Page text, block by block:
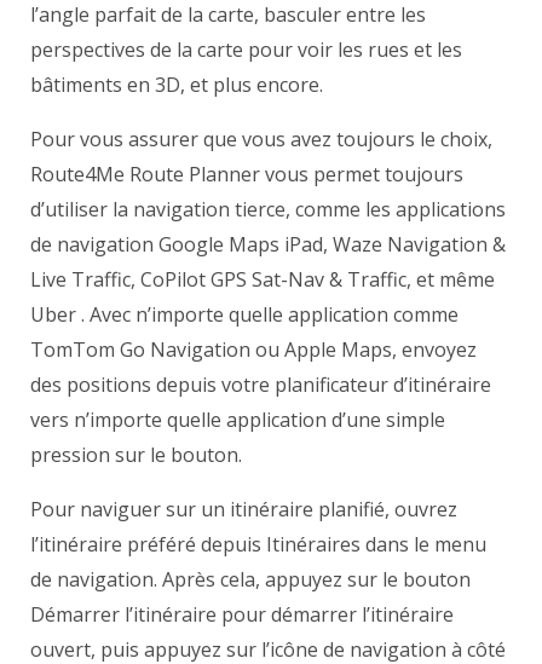
l’angle parfait de la carte, basculer entre les
perspectives de la carte pour voir les rues et les
bâtiments en 3D, et plus encore.
Pour vous assurer que vous avez toujours le choix,
Route4Me Route Planner vous permet toujours
d’utiliser la navigation tierce, comme les applications
de navigation Google Maps iPad, Waze Navigation &
Live Traffic, CoPilot GPS Sat-Nav & Traffic, et même
Uber . Avec n’importe quelle application comme
TomTom Go Navigation ou Apple Maps, envoyez
des positions depuis votre planificateur d’itinéraire
vers n’importe quelle application d’une simple
pression sur le bouton.
Pour naviguer sur un itinéraire planifié, ouvrez
l’itinéraire préféré depuis Itinéraires dans le menu
de navigation. Après cela, appuyez sur le bouton
Démarrer l’itinéraire pour démarrer l’itinéraire
ouvert, puis appuyez sur l’icône de navigation à côté